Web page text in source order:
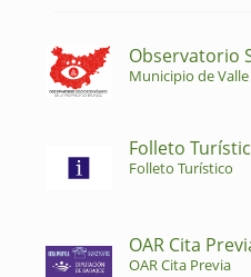
Observatorio
Municipio de
Folleto
Folleto Turístico
OAR Cita
OAR Cita Previa